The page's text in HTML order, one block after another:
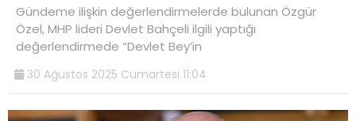
Gündeme ilişkin değerlendirmelerde bulunan Özgür
Özel, MHP lideri Devlet Bahçeli ilgili yaptığı
değerlendirmede “Devlet Bey’in
30 Ağustos 2025 Cumartesi 11:04